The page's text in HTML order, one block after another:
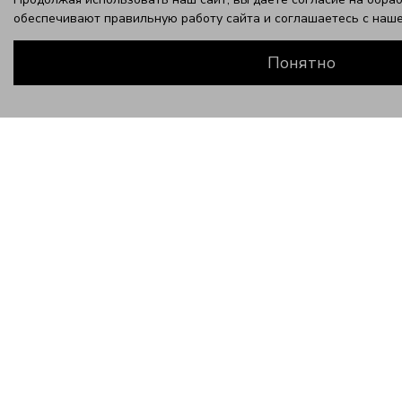
обеспечивают правильную работу сайта и соглашаетесь с
Понятно